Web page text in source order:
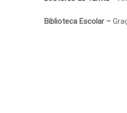
Biblioteca Escolar –